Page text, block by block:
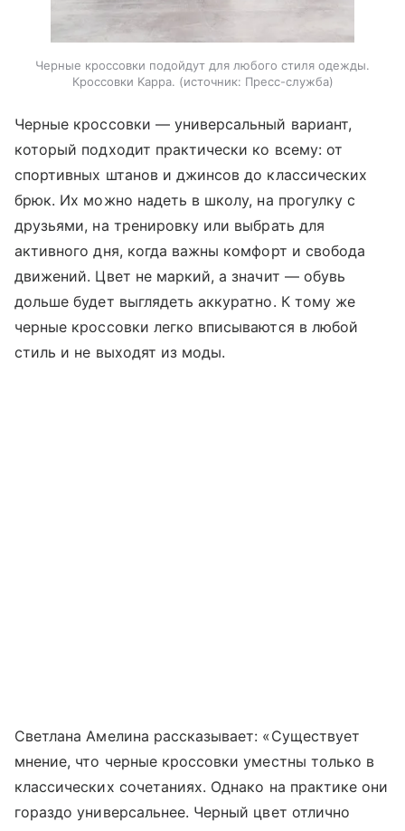
Черные кроссовки подойдут для любого стиля одежды.
Кроссовки Kappa.
источник: Пресс-служба
Черные кроссовки — универсальный вариант,
который подходит практически ко всему: от
спортивных штанов и джинсов до классических
брюк. Их можно надеть в школу, на прогулку с
друзьями, на тренировку или выбрать для
активного дня, когда важны комфорт и свобода
движений. Цвет не маркий, а значит — обувь
дольше будет выглядеть аккуратно. К тому же
черные кроссовки легко вписываются в любой
стиль и не выходят из моды.
Светлана Амелина рассказывает: «Существует
мнение, что черные кроссовки уместны только в
классических сочетаниях. Однако на практике они
гораздо универсальнее. Черный цвет отлично